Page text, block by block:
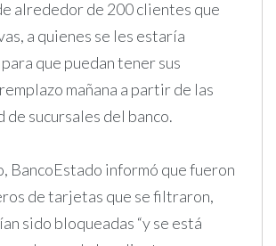
alrededor de 200 clientes que
a quienes se les estaría
que puedan tener sus
mañana a partir de las
de sucursales del banco.
BancoEstado informó que fueron
de tarjetas que se filtraron,
sido bloqueadas “y se está